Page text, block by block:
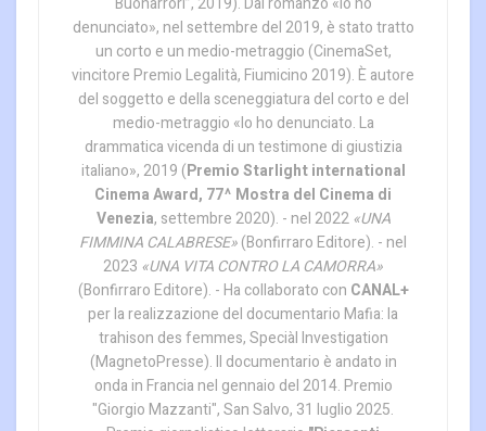
denunciato», nel settembre del 2019, è stato tratto
un corto e un medio-metraggio (CinemaSet,
vincitore Premio Legalità, Fiumicino 2019). È autore
del soggetto e della sceneggiatura del corto e del
medio-metraggio «Io ho denunciato. La
drammatica vicenda di un testimone di giustizia
italiano», 2019 (Premio Starlight international
Cinema Award, 77^ Mostra del Cinema di
Venezia, settembre 2020). - nel 2022«UNA
FIMMINA CALABRESE»(Bonfirraro Editore). - nel
2023 «UNA VITA CONTRO LA CAMORRA»
(Bonfirraro Editore). - Ha collaborato con CANAL+
per la realizzazione del documentario Mafia: la
trahison des femmes, Speciàl Investigation
(MagnetoPresse). Il documentario è andato in
onda in Francia nel gennaio del 2014. Premio
"Giorgio Mazzanti", San Salvo, 31 luglio 2025.